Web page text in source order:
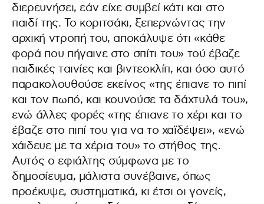
διερευνήσει, εάν είχε συμβεί κάτι και στο
παιδί της. Το κοριτσάκι, ξεπερνώντας την
αρχική ντροπή του, αποκάλυψε ότι «κάθε
φορά που πήγαινε στο σπίτι του» τού έβαζε
παιδικές ταινίες και βιντεοκλίπ, και όσο αυτό
παρακολουθούσε εκείνος «της έπιανε το πιπί
και τον πωπό, και κουνούσε τα δάχτυλά του»,
ενώ άλλες φορές «της έπιανε το χέρι και το
έβαζε στο πιπί του για να το χαϊδέψει», «ενώ
χάιδευε με τα χέρια του» το στήθος της.
Αυτός ο εφιάλτης σύμφωνα με το
δημοσίευμα, μάλιστα συνέβαινε, όπως
προέκυψε, συστηματικά, κι έτσι οι γονείς,